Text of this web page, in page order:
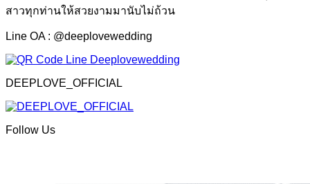
สาวทุกท่านให้สวยงามมานับไม่ถ้วน
Line OA : @deeplovewedding
DEEPLOVE_OFFICIAL
Follow Us